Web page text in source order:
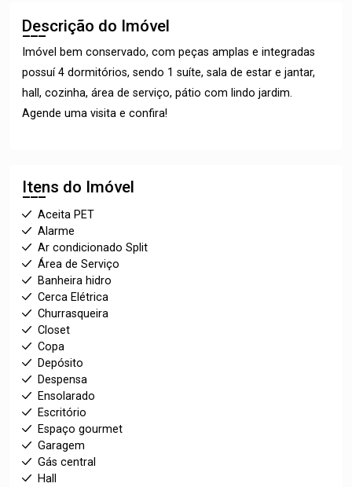
Descrição do Imóvel
Imóvel bem conservado, com peças amplas e integradas
possuí 4 dormitórios, sendo 1 suíte, sala de estar e jantar,
hall, cozinha, área de serviço, pátio com lindo jardim.
Agende uma visita e confira!
Itens do Imóvel
Aceita PET
Alarme
Ar condicionado Split
Área de Serviço
Banheira hidro
Cerca Elétrica
Churrasqueira
Closet
Copa
Depósito
Despensa
Ensolarado
Escritório
Espaço gourmet
Garagem
Gás central
Hall